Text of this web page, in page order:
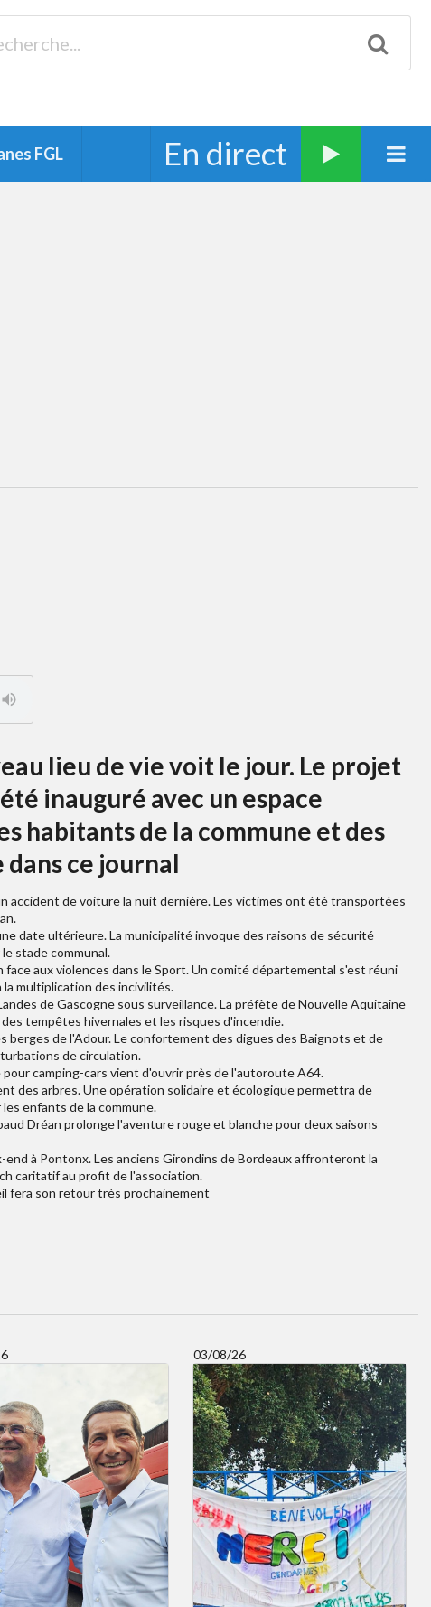
FGL En direct
lieu de vie voit le jour. Le projet
inauguré avec un espace
habitants de la commune et des
ce journal
accident de voiture la nuit dernière. Les victimes ont été transportées
date ultérieure. La municipalité invoque des raisons de sécurité
stade communal.
aux violences dans le Sport. Un comité départemental s'est réuni
multiplication des incivilités.
de Gascogne sous surveillance. La préfète de Nouvelle Aquitaine
tempêtes hivernales et les risques d'incendie.
berges de l'Adour. Le confortement des digues des Baignots et de
de circulation.
camping-cars vient d'ouvrir près de l'autoroute A64.
des arbres. Une opération solidaire et écologique permettra de
enfants de la commune.
Dréan prolonge l'aventure rouge et blanche pour deux saisons
à Pontonx. Les anciens Girondins de Bordeaux affronteront la
caritatif au profit de l'association.
fera son retour très prochainement
03/08/26